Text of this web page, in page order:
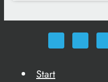
Start